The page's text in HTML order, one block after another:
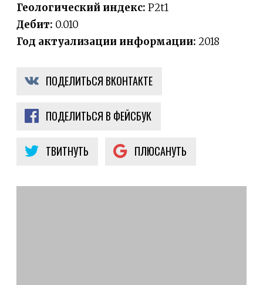
Геологический индекс: P2t1
Дебит: 0.010
Год актуализации информации: 2018
ПОДЕЛИТЬСЯ ВКОНТАКТЕ
ПОДЕЛИТЬСЯ В ФЕЙСБУК
ТВИТНУТЬ ПЛЮСАНУТЬ